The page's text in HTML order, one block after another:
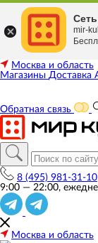
Москва и область
Магазины Доставка
Обратная связь
8 (495) 981-31-10
9:00 — 22:00,
Москва и область
mir-